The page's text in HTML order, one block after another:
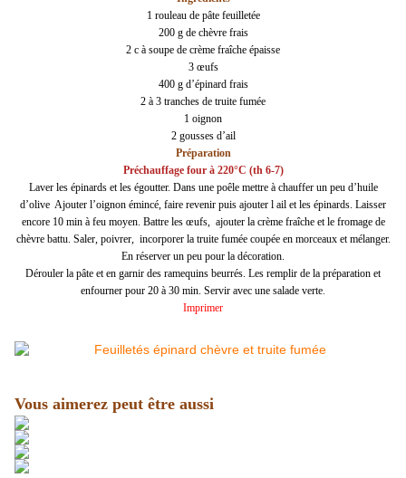
1 rouleau de pâte feuilletée
200 g de chèvre frais
2 c à soupe de crème fraîche épaisse
3 œufs
400 g d’épinard frais
2 à 3 tranches de truite fumée
1 oignon
2 gousses d’ail
Préparation
Préchauffage four à 220°C (th 6-7)
Laver les épinards et les égoutter. Dans une poêle mettre à chauffer un peu d’huile
d’olive Ajouter l’oignon émincé, faire revenir puis ajouter l ail et les épinards. Laisser
encore 10 min à feu moyen. Battre les œufs, ajouter la crème fraîche et le fromage de
chèvre battu. Saler, poivrer, incorporer la truite fumée coupée en morceaux et mélanger.
En réserver un peu pour la décoration.
Dérouler la pâte et en garnir des ramequins beurrés. Les remplir de la préparation et
enfourner pour 20 à 30 min. Servir avec une salade verte.
Imprimer
Vous aimerez peut être aussi